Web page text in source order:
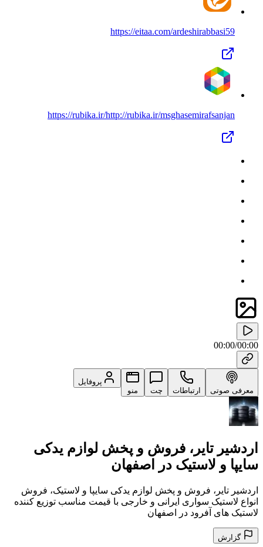
https://eitaa.com/ardeshirabbasi59
https://rubika.ir/http://rubika.ir/msghasemirafsanjan
00:00/00:00
معرفی صوتی ارتباطات چت منو
پروفایل
اردشیر تایر، فروش و پخش لوازم یدکی
سایپا و لاستیک در اصفهان
اردشیر تایر، فروش و پخش لوازم یدکی سایپا و لاستیک، فروش
انواع لاستیک سواری ایرانی و خارجی با قیمت مناسب توزیع کننده
لاستیک های آفرود در اصفهان
گزارش